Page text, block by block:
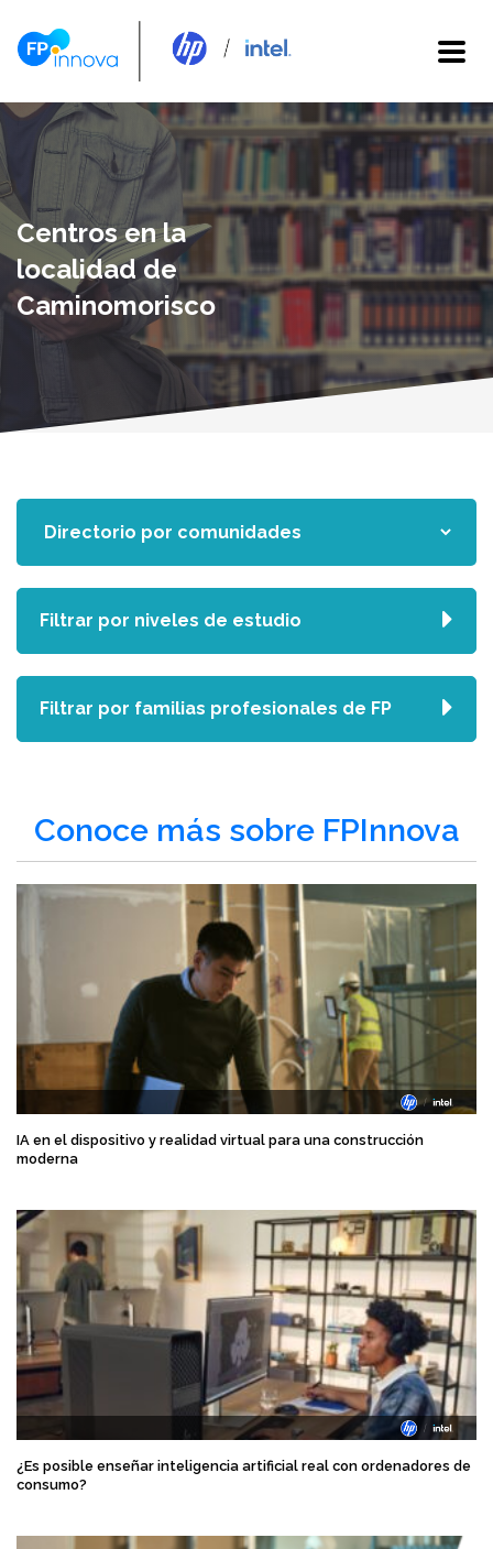
Centros en la
localidad de
Caminomorisco
Conoce más sobre FPInnova
IA en el dispositivo y realidad virtual para una construcción
moderna
¿Es posible enseñar inteligencia artificial real con ordenadores de
consumo?
Filtrar por niveles de estudio
Filtrar por familias profesionales de FP